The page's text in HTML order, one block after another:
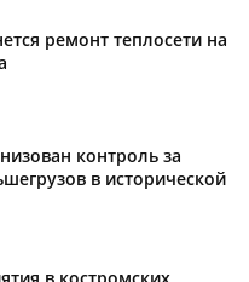
ремонт теплосети на
контроль за
в исторической
в костромских